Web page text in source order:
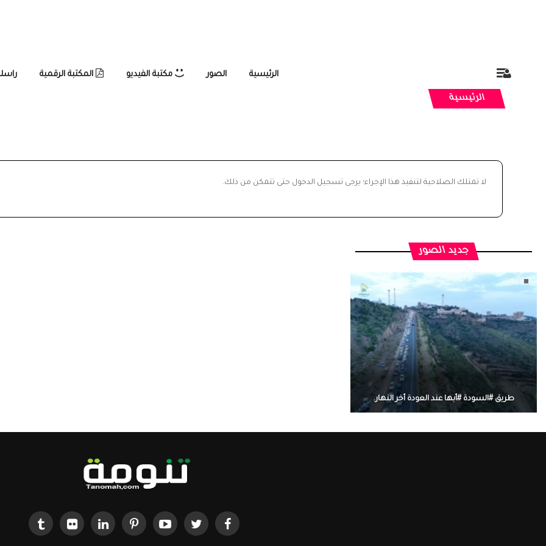
الرئيسية الصور مكتبة الفيديو المكتبة الرقمية
الرئيسية
لا تمتلك الصلاحية لتنفيذ هذا الإجراء؛ يرجى تسجيل الدخول حتى تتمكن من ذلك.
جديد الصور
طريق #السودة #أبها عند العودة أخر النهار.